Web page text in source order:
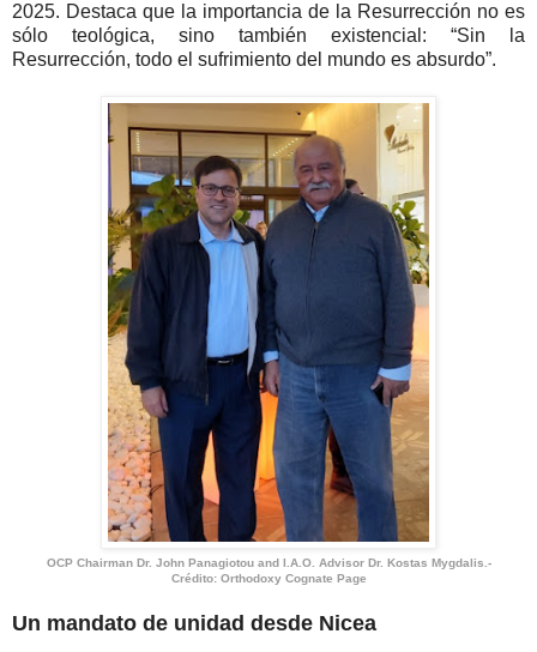
2025. Destaca que la importancia de la Resurrección no es
sólo teológica, sino también existencial: “Sin la
Resurrección, todo el sufrimiento del mundo es absurdo”.
OCP Chairman Dr. John Panagiotou and I.A.O. Advisor Dr. Kostas Mygdalis.-
Crédito: Orthodoxy Cognate Page
Un mandato de unidad desde Nicea